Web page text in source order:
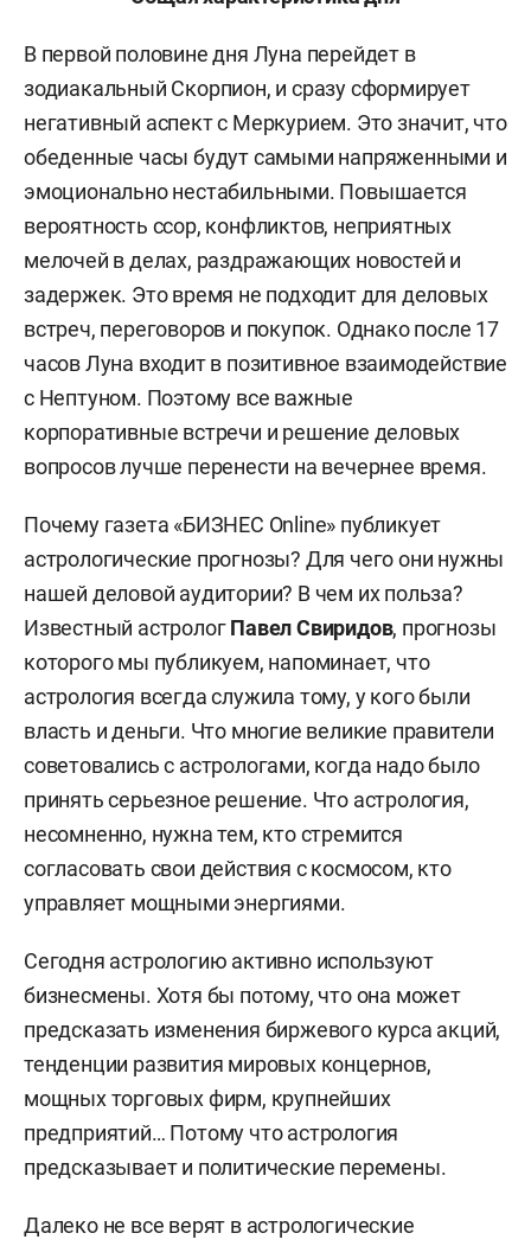
В первой половине дня Луна перейдет в
зодиакальный Скорпион, и сразу сформирует
негативный аспект с Меркурием. Это значит, что
обеденные часы будут самыми напряженными и
эмоционально нестабильными. Повышается
вероятность ссор, конфликтов, неприятных
мелочей в делах, раздражающих новостей и
задержек. Это время не подходит для деловых
встреч, переговоров и покупок. Однако после 17
часов Луна входит в позитивное взаимодействие
с Нептуном. Поэтому все важные
корпоративные встречи и решение деловых
вопросов лучше перенести на вечернее время.
Почему газета «БИЗНЕС Online» публикует
астрологические прогнозы? Для чего они нужны
нашей деловой аудитории? В чем их польза?
Известный астрологПавел Свиридов, прогнозы
которого мы публикуем, напоминает, что
астрология всегда служила тому, у кого были
власть и деньги. Что многие великие правители
советовались с астрологами, когда надо было
принять серьезное решение. Что астрология,
несомненно, нужна тем, кто стремится
согласовать свои действия с космосом, кто
управляет мощными энергиями.
Сегодня астрологию активно используют
бизнесмены. Хотя бы потому, что она может
предсказать изменения биржевого курса акций,
тенденции развития мировых концернов,
мощных торговых фирм, крупнейших
предприятий… Потому что астрология
предсказывает и политические перемены.
Далеко не все верят в астрологические